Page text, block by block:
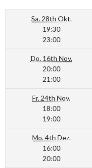
Sa. 28th Okt.
19:30
23:00
Do. 16th Nov.
20:00
21:00
Fr. 24th Nov.
18:00
19:00
Mo. 4th Dez.
16:00
20:00